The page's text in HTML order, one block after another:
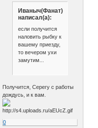
Иваныч(Фанат)
написал(а):
если получится
наловить рыбку к
вашему приезду,
то вечером ухи
замутим...
Получится, Серегу с работы
дождусь, и к вам.
0